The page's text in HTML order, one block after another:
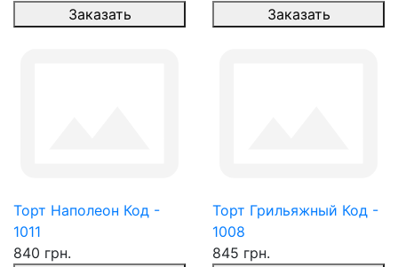
Заказать
Заказать
Торт Наполеон Код -
1011
840 грн.
Торт Грильяжный Код -
1008
845 грн.